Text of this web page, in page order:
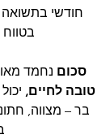
בטווח
סכום נחמד
טובה לחיים,
בר – מצווה,